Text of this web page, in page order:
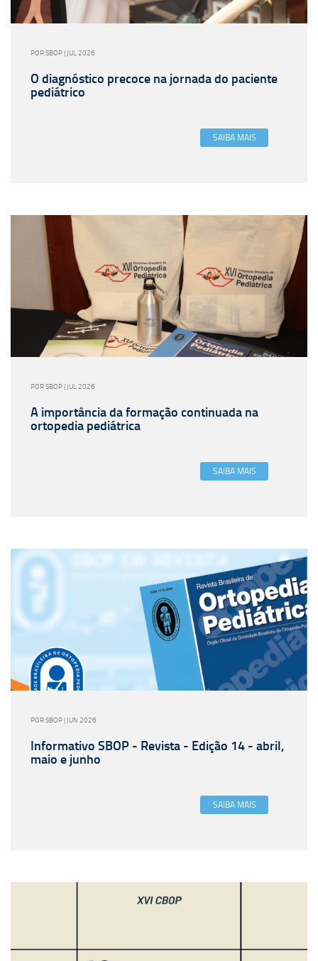
POR SBOP | JUL 2026
O diagnóstico precoce na jornada do paciente
pediátrico
SAIBA MAIS
POR SBOP | JUL 2026
A importância da formação continuada na
ortopedia pediátrica
SAIBA MAIS
POR SBOP | JUN 2026
Informativo SBOP - Revista - Edição 14 - abril,
maio e junho
SAIBA MAIS